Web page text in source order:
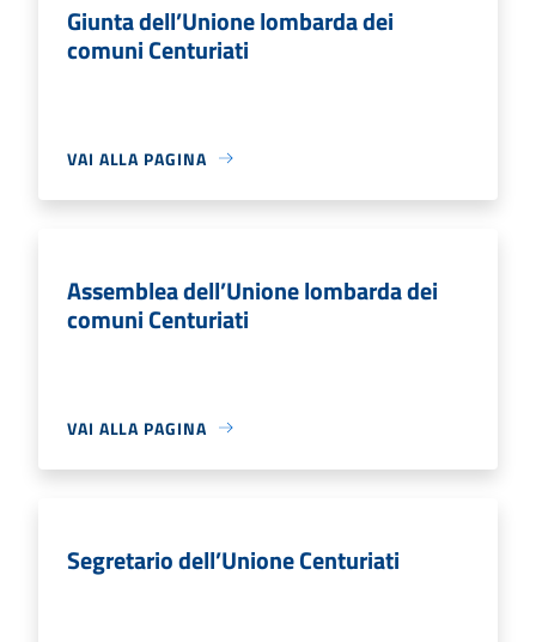
Giunta dell’Unione lombarda dei
comuni Centuriati
VAI ALLA PAGINA
Assemblea dell’Unione lombarda dei
comuni Centuriati
VAI ALLA PAGINA
Segretario dell’Unione Centuriati